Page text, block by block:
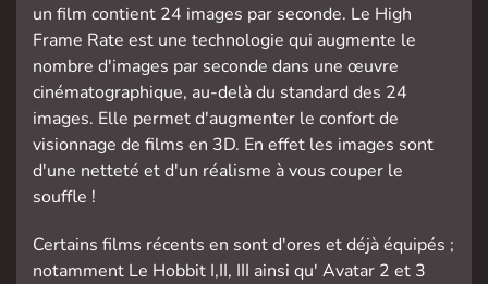
un film contient 24 images par seconde. Le High
Frame Rate est une technologie qui augmente le
nombre d'images par seconde dans une œuvre
cinématographique, au-delà du standard des 24
images. Elle permet d'augmenter le confort de
visionnage de films en 3D. En effet les images sont
d'une netteté et d'un réalisme à vous couper le
souffle !
Certains films récents en sont d'ores et déjà équipés ;
notamment Le Hobbit I,II, III ainsi qu' Avatar 2 et 3